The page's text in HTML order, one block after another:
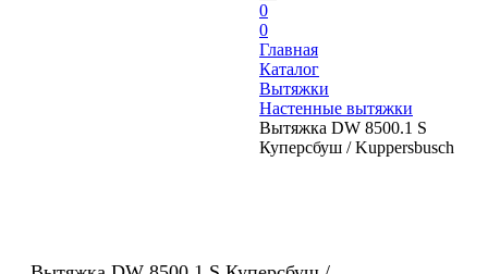
0
0
Главная
Каталог
Вытяжки
Настенные вытяжки
Вытяжка DW 8500.1 S
Куперсбуш / Kuppersbusch